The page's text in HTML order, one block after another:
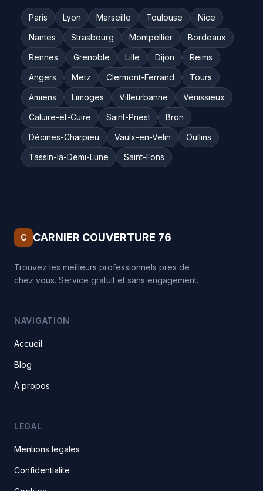
Paris Lyon Marseille Toulouse
Nice
Nantes
Strasbourg Montpellier
Bordeaux
Rennes
Grenoble Lille Dijon
Reims
Angers
Metz Clermont-Ferrand
Tours
Amiens
Limoges Villeurbanne
Vénissieux
Caluire-et-Cuire
Saint-Priest
Bron
Décines-Charpieu
Vaulx-en-Velin
Oullins
Tassin-la-Demi-Lune
Saint-Fons
C CARNIER COUVERTURE 76
Trouvez les meilleurs professionnels pres de
chez vous. Service gratuit et sans engagement.
NAVIGATION
Accueil
Blog
À propos
LEGAL
Mentions legales
Confidentialite